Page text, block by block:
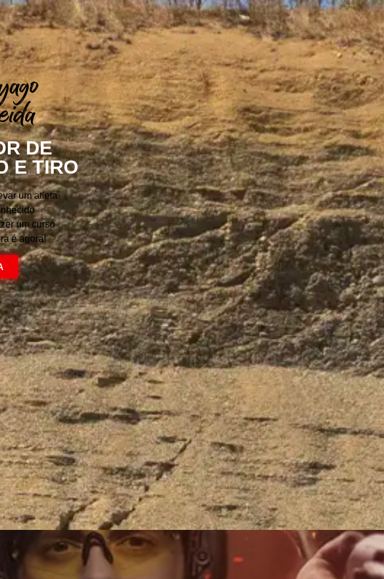
DE
E TIRO
um atleta
um curso
é agora!